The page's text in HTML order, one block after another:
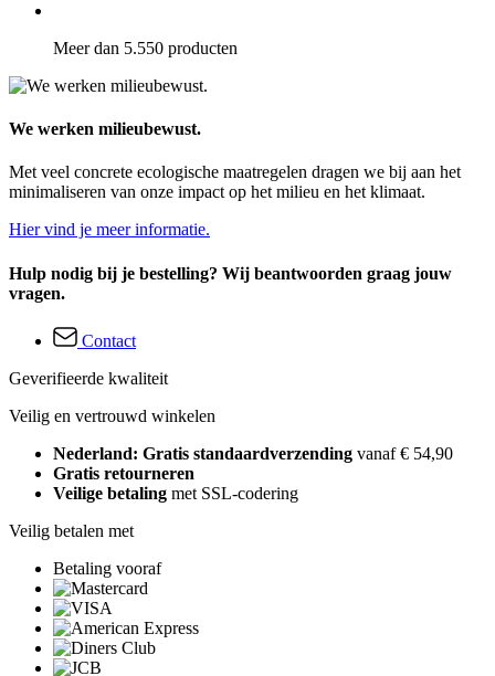
Meer dan 5.550 producten
We werken milieubewust.
Met veel concrete ecologische maatregelen dragen we bij aan het
minimaliseren van onze impact op het milieu en het klimaat.
Hier vind je meer informatie.
Hulp nodig bij je bestelling? Wij beantwoorden graag jouw
vragen.
Contact
Geverifieerde kwaliteit
Veilig en vertrouwd winkelen
Nederland: Gratis standaardverzending vanaf € 54,90
Gratis retourneren
Veilige betaling met SSL-codering
Veilig betalen met
Betaling vooraf